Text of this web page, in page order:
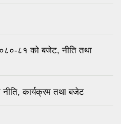
८१ को बजेट, नीति तथा
नीति, कार्यक्रम तथा बजेट